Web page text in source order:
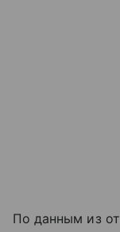
По данным из